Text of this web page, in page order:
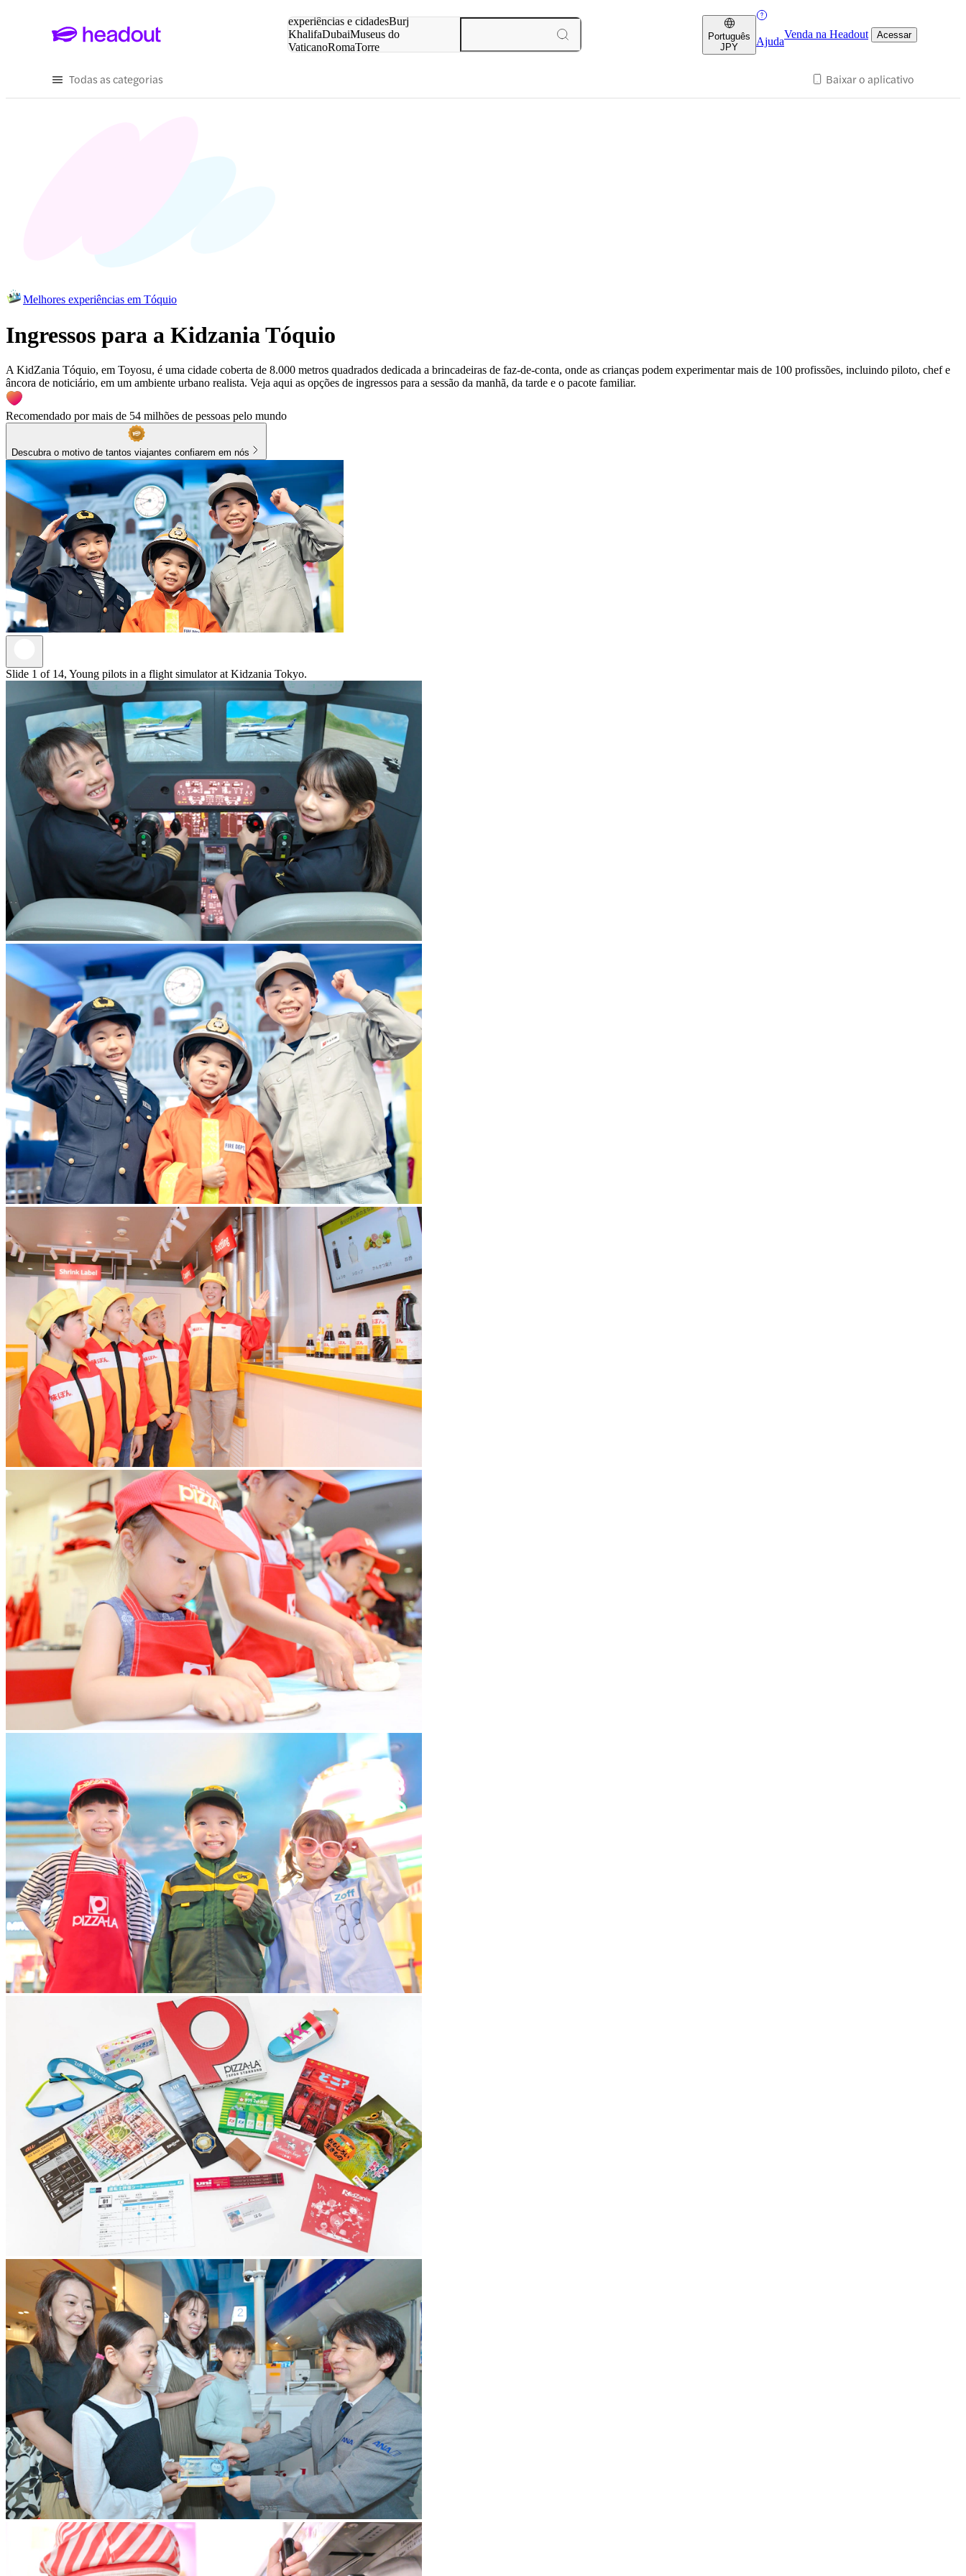
experiências e cidadesBurj
KhalifaDubaiMuseus do
VaticanoRomaTorre
Português
JPY
Ajuda
Venda na Headout Acessar
Todas as categorias Baixar o aplicativo
Melhores experiências em Tóquio
Ingressos para a Kidzania Tóquio
A KidZania Tóquio, em Toyosu, é uma cidade coberta de 8.000 metros quadrados dedicada a brincadeiras de faz-de-conta, onde as crianças podem experimentar mais de 100 profissões, incluindo piloto, chef e
âncora de noticiário, em um ambiente urbano realista. Veja aqui as opções de ingressos para a sessão da manhã, da tarde e o pacote familiar.
Recomendado por mais de 54 milhões de pessoas pelo mundo
Descubra o motivo de tantos viajantes confiarem em nós
Slide 1 of 14, Young pilots in a flight simulator at Kidzania Tokyo.